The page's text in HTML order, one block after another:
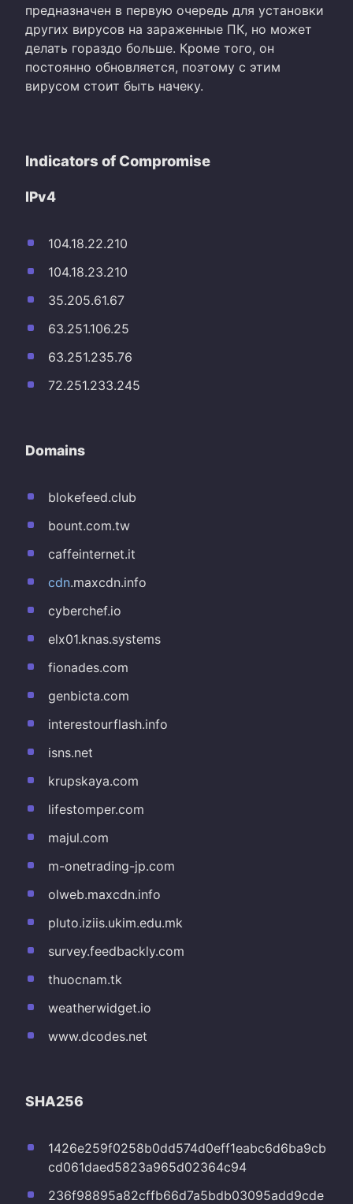
предназначен в первую очередь для установки
других вирусов на зараженные ПК, но может
делать гораздо больше. Кроме того, он
постоянно обновляется, поэтому с этим
вирусом стоит быть начеку.
Indicators of Compromise
IPv4
104.18.22.210
104.18.23.210
35.205.61.67
63.251.106.25
63.251.235.76
72.251.233.245
Domains
blokefeed.club
bount.com.tw
caffeinternet.it
cdn.maxcdn.info
cyberchef.io
elx01.knas.systems
fionades.com
genbicta.com
interestourflash.info
isns.net
krupskaya.com
lifestomper.com
majul.com
m-onetrading-jp.com
olweb.maxcdn.info
pluto.iziis.ukim.edu.mk
survey.feedbackly.com
thuocnam.tk
weatherwidget.io
www.dcodes.net
SHA256
1426e259f0258b0dd574d0eff1eabc6d6ba9cb
cd061daed5823a965d02364c94
236f98895a82cffb66d7a5bdb03095add9cde